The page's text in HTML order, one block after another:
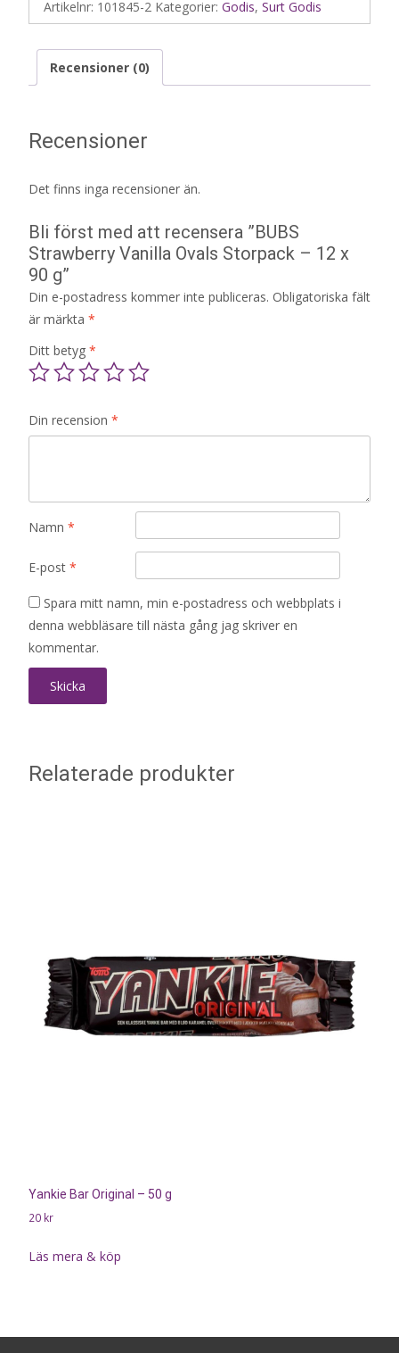
Artikelnr: 101845-2 Kategorier: Godis, Surt Godis
Recensioner (0)
Recensioner
Det finns inga recensioner än.
Bli först med att recensera ”BUBS
Strawberry Vanilla Ovals Storpack – 12 x
90 g”
Din e-postadress kommer inte publiceras. Obligatoriska fält
är märkta *
Ditt betyg *
Din recension *
Namn *
E-post *
Spara mitt namn, min e-postadress och webbplats i
denna webbläsare till nästa gång jag skriver en
kommentar.
Relaterade produkter
Yankie Bar Original – 50 g
20 kr
Läs mera & köp